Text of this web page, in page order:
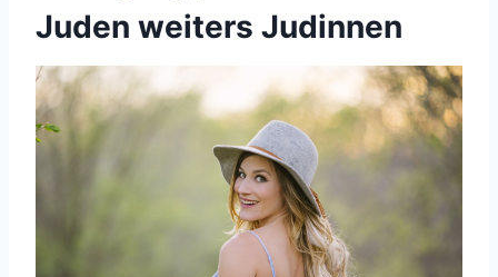
Juden weiters Judinnen